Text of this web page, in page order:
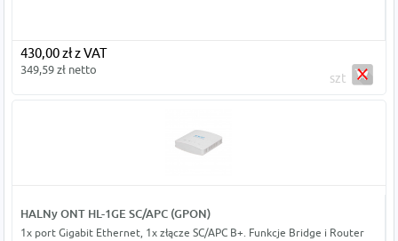
430,00 zł z VAT
349,59 zł netto
szt
HALNy ONT HL-1GE SC/APC (GPON)
1x port Gigabit Ethernet, 1x złącze SC/APC B+. Funkcje Bridge i Router